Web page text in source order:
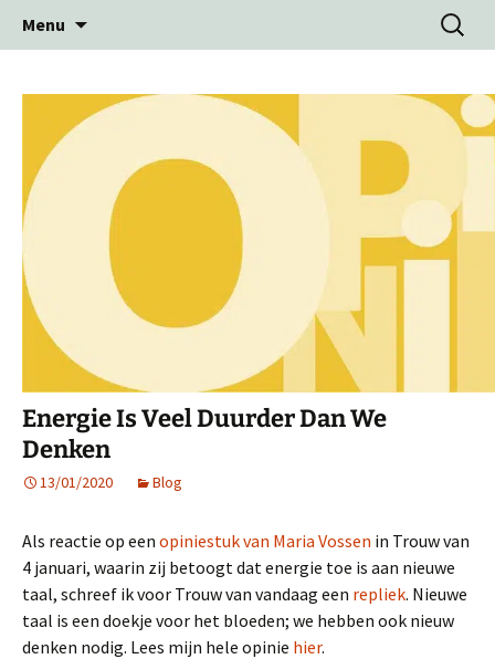
Menu
inhoud
Zoeken
naar:
Energie Is Veel Duurder Dan We
Denken
13/01/2020 Blog
Als reactie op een opiniestuk van Maria Vossen in Trouw van
4 januari, waarin zij betoogt dat energie toe is aan nieuwe
taal, schreef ik voor Trouw van vandaag een repliek. Nieuwe
taal is een doekje voor het bloeden; we hebben ook nieuw
denken nodig. Lees mijn hele opinie hier.